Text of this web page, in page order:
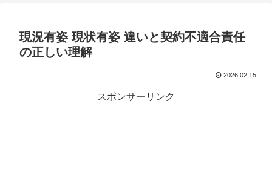
現況有姿 現状有姿 違いと契約不適合責任
の正しい理解
2026.02.15
スポンサーリンク